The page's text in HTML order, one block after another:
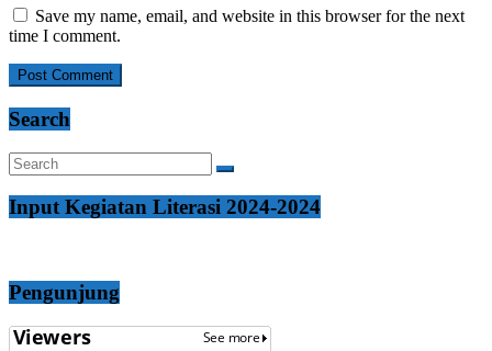
Save my name, email, and website in this browser for the next
time I comment.
Search
Input Kegiatan Literasi 2024-2024
Pengunjung